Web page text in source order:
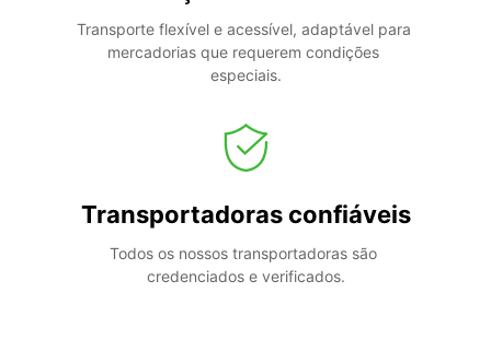
Transporte flexível e acessível, adaptável para
mercadorias que requerem condições
especiais.
Transportadoras confiáveis
Todos os nossos transportadoras são
credenciados e verificados.